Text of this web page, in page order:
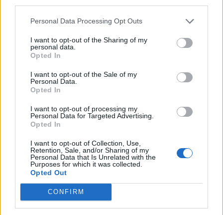
Personal Data Processing Opt Outs
I want to opt-out of the Sharing of my
personal data.
Opted In
I want to opt-out of the Sale of my
Personal Data.
Opted In
I want to opt-out of processing my
Personal Data for Targeted Advertising.
Opted In
I want to opt-out of Collection, Use,
Retention, Sale, and/or Sharing of my
Personal Data that Is Unrelated with the
Purposes for which it was collected.
Opted Out
CONFIRM
ALTRE NOTIZIE DI TRENTO
TRENTO
Erano residenti a Luino e Cugliate
Fabiasco i due arrestati a Trento